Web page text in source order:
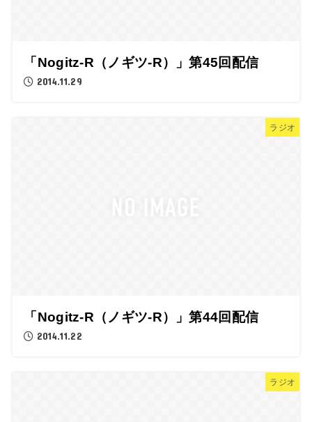
「Nogitz-R（ノギツ-R）」第45回配信
2014.11.29
ラジオ
「Nogitz-R（ノギツ-R）」第44回配信
2014.11.22
ラジオ